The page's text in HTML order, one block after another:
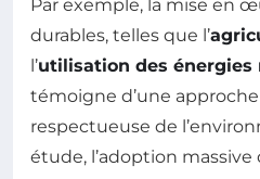
Par exemple, la mise en
durables, telles que l’
l’utilisation des énergies
témoigne d’une
respectueuse de
étude, l’adoption